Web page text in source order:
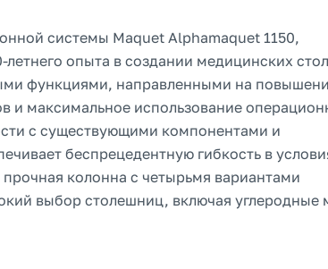
системы Maquet Alphamaquet 1150,
опыта в создании медицинских
функциями, направленными на
и максимальное использование
с существующими компонентами и
беспрецедентную гибкость в
колонна с четырьмя вариантами
выбор столешниц, включая углеродные